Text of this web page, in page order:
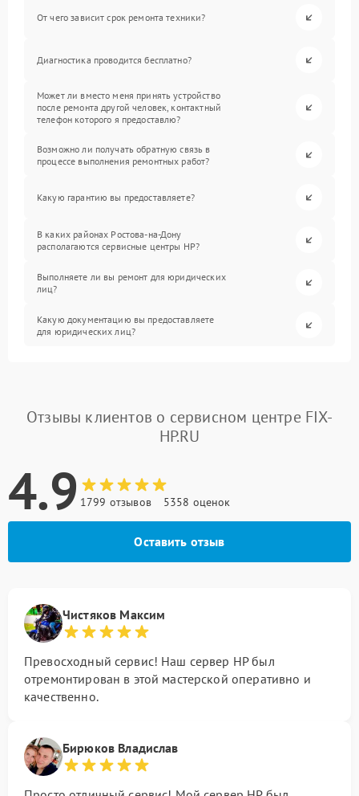
От чего зависит срок ремонта техники?
Диагностика проводится бесплатно?
Может ли вместо меня принять устройство
после ремонта другой человек, контактный
телефон которого я предоставлю?
Возможно ли получать обратную связь в
процессе выполнения ремонтных работ?
Какую гарантию вы предоставляете?
В каких районах Ростова-на-Дону
располагаются сервисные центры HP?
Выполняете ли вы ремонт для юридических
лиц?
Какую документацию вы предоставляете
для юридических лиц?
Отзывы клиентов о сервисном центре FIX-
HP.RU
4.9 1799 отзывов 5358 оценок
Оставить отзыв
Чистяков Максим
Превосходный сервис! Наш сервер HP был
отремонтирован в этой мастерской оперативно и
качественно.
Бирюков Владислав